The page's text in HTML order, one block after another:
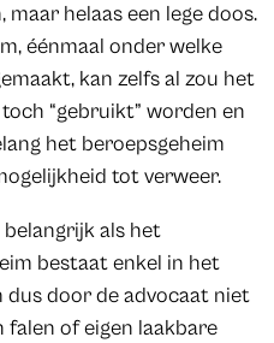
helaas een lege doos.
éénmaal onder welke
kan zelfs al zou het
“gebruikt” worden en
het beroepsgeheim
tot verweer.
belangrijk als het
bestaat enkel in het
dus door de advocaat niet
of eigen laakbare